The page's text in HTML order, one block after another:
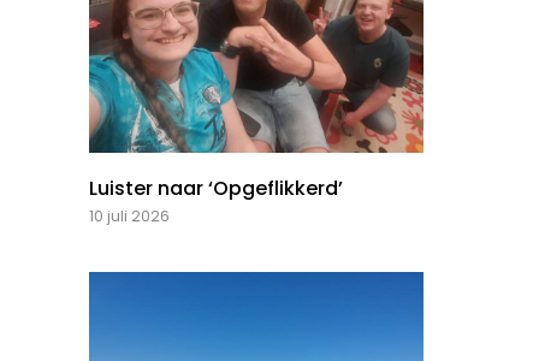
Luister naar ‘Opgeflikkerd’
10 juli 2026